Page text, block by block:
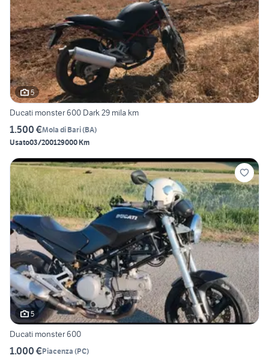
5
Ducati monster 600 Dark 29 mila km
1.500 €Mola di Bari(BA)
Usato03/200129000 Km
5
Ducati monster 600
1.000 €Piacenza (PC)